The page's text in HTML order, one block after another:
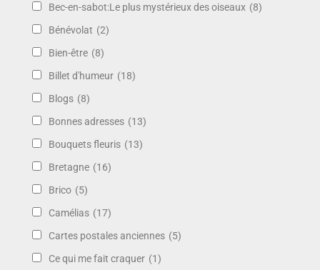
Bec-en-sabot:Le plus mystérieux des oiseaux (8)
Bénévolat (2)
Bien-être (8)
Billet d'humeur (18)
Blogs (8)
Bonnes adresses (13)
Bouquets fleuris (13)
Bretagne (16)
Brico (5)
Camélias (17)
Cartes postales anciennes (5)
Ce qui me fait craquer (1)